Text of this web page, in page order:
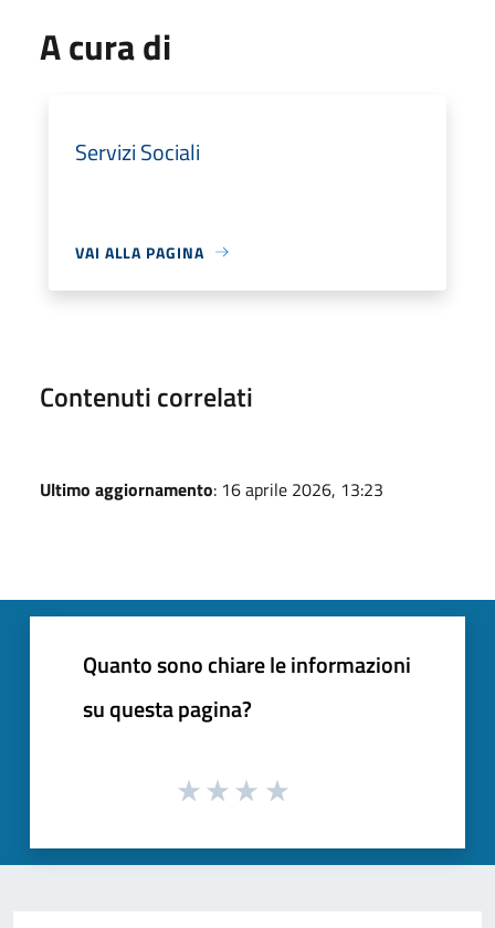
A cura di
Servizi Sociali
VAI ALLA PAGINA
Contenuti correlati
Ultimo aggiornamento: 16 aprile 2026, 13:23
Quanto sono chiare le informazioni
su questa pagina?